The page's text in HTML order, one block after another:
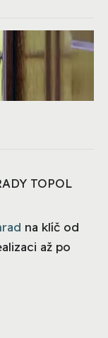
TOPOL
na klíč od
až po